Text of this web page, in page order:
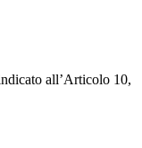
all’Articolo 10,